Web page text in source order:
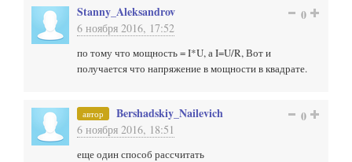
Stanny_Aleksandrov
6 ноября 2016, 17:52
0
по тому что мощность = I*U, а I=U/R, Вот и
получается что напряжение в мощности в квадрате.
автор Bershadskiy_Nailevich
6 ноября 2016, 18:51
0
еще один способ рассчитать